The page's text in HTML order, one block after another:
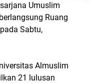
Umuslim
Ruang
Sabtu,
Almuslim
21 lulusan